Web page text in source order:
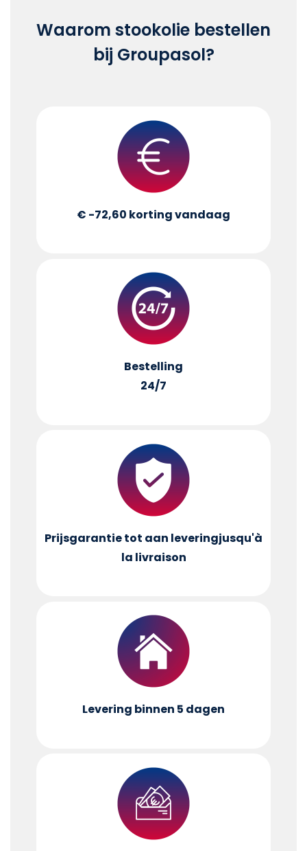
Waarom stookolie bestellen
bij Groupasol?
€ -72,60 korting vandaag
Bestelling
24/7
Prijsgarantie tot aan leveringjusqu'à
la livraison
Levering binnen 5 dagen